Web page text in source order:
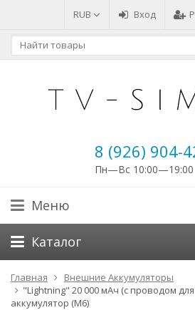
RUB Вход
8 (926) 904-
Пн—Вс 10:00—19:00
Меню
Каталог
Главная
Внешние Аккумуляторы
"Lightning" 20 000 мАч (с проводом
аккумулятор (M6)